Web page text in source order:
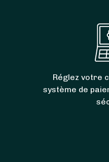
Réglez votre
système de